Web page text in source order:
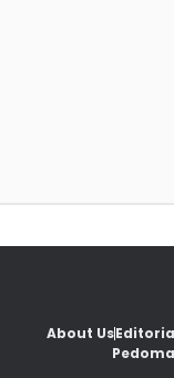
About Us